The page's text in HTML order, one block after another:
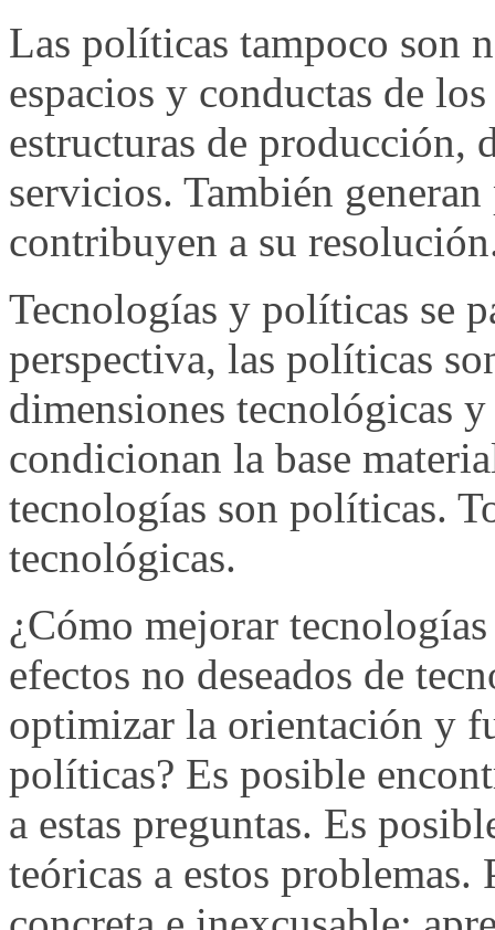
Las políticas tampoco son
espacios y conductas de
estructuras de producción,
servicios. También
contribuyen a su
Tecnologías y políticas se
perspectiva, las políticas
dimensiones tecnológicas
condicionan la base
tecnologías son políticas.
tecnológicas.
¿Cómo mejorar
efectos no deseados de
optimizar la orientación y
políticas? Es posible
a estas preguntas. Es
teóricas a estos problemas.